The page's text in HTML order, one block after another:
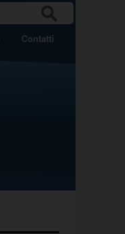
CA
Contatti